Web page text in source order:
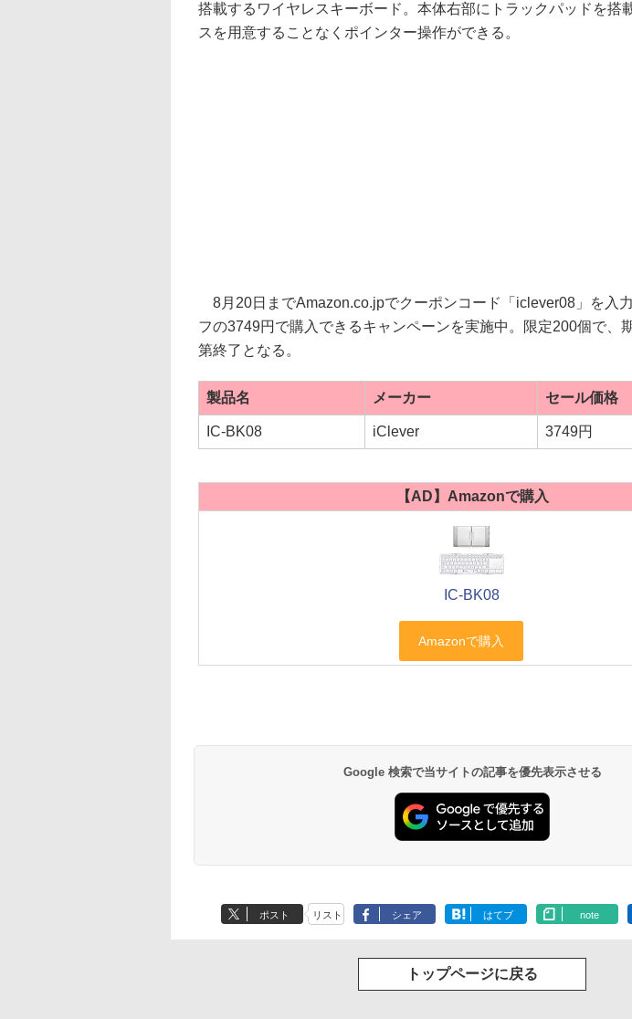
搭載するワイヤレスキーボード。本体右部にトラックパッドを搭
スを用意することなくポインター操作ができる。
8月20日までAmazon.co.jpでクーポンコード「iclever08」を入
フの3749円で購入できるキャンペーンを実施中。限定200個で、
第終了となる。
製品名 メーカー セール価格
IC-BK08 iClever 3749円
【AD】Amazonで購入
IC-BK08
Google 検索で当サイトの記事を優先表示させる
ポスト リスト シェア はてブ note
トップページに戻る